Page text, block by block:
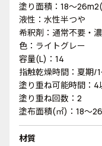
塗り面積：18～
液性：水性半つや
希釈剤：通常不要・
色：ライトグレー
容量(L)：14
指触乾燥時間：夏期/
塗り重ね可能時間：4
塗り重ね回数：2
塗布面積(㎡)：18～
材質